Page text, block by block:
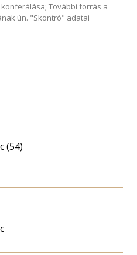
További forrás a
ún. "Skontró" adatai
(54)